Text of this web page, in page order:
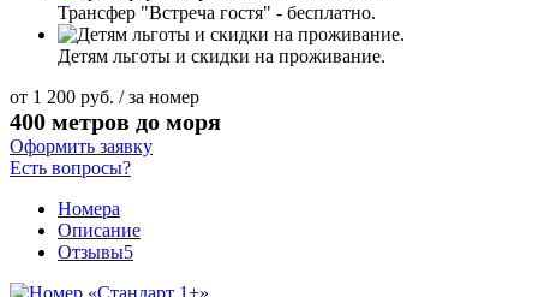
Трансфер "Встреча гостя" - бесплатно.
Детям льготы и скидки на проживание.
от 1 200 руб. / за номер
400 метров до моря
Оформить заявку
Есть вопросы?
Номера
Описание
Отзывы5